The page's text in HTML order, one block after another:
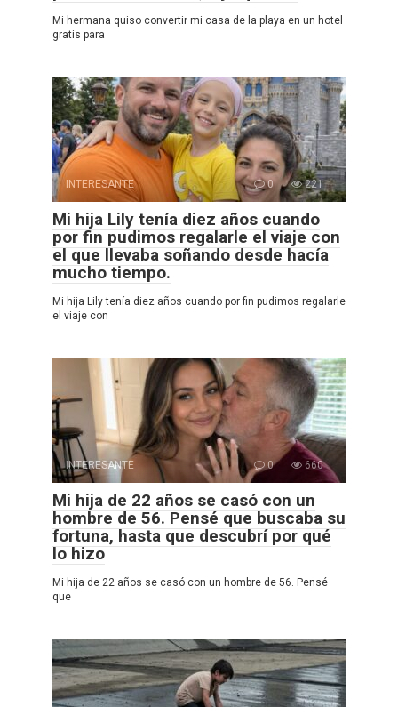
Mi hermana quiso convertir mi casa de la playa en un hotel
gratis para
INTERESANTE 0 221
Mi hija Lily tenía diez años cuando
por fin pudimos regalarle el viaje con
el que llevaba soñando desde hacía
mucho tiempo.
Mi hija Lily tenía diez años cuando por fin pudimos regalarle
el viaje con
INTERESANTE 0 660
Mi hija de 22 años se casó con un
hombre de 56. Pensé que buscaba su
fortuna, hasta que descubrí por qué
lo hizo
Mi hija de 22 años se casó con un hombre de 56. Pensé
que